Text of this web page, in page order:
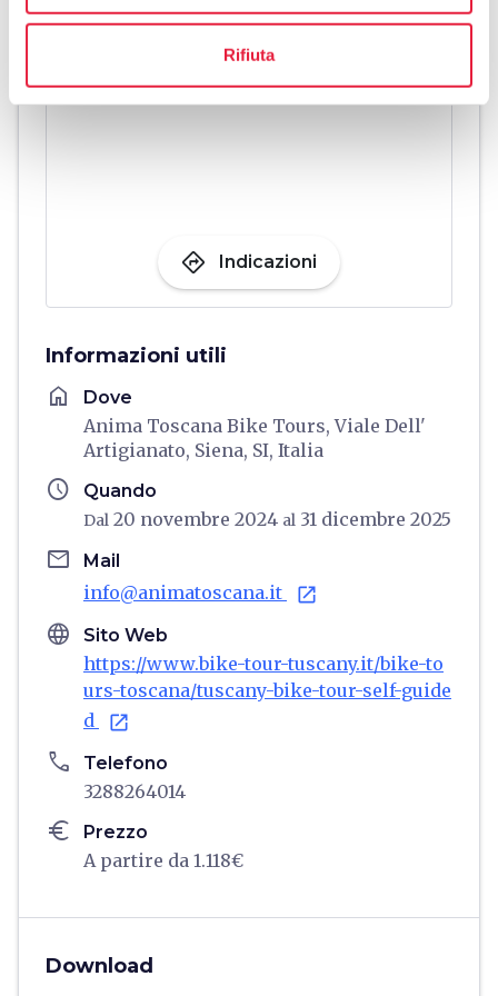
Rifiuta
directions Indicazioni
Informazioni utili
home Dove
Anima Toscana Bike Tours, Viale Dell'
Artigianato, Siena, SI, Italia
schedule Quando
Dal 20 novembre 2024 al 31 dicembre 2025
email Mail
info@animatoscana.it open_in_new
language Sito Web
https://www.bike-tour-tuscany.it/bike-to
urs-toscana/tuscany-bike-tour-self-guide
d
open_in_new
phone Telefono
3288264014
euro Prezzo
A partire da 1.118€
Download